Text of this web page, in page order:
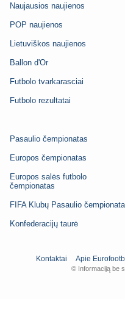
Naujausios naujienos
POP naujienos
Lietuviškos naujienos
Ballon d'Or
Futbolo tvarkarasciai
Futbolo rezultatai
Pasaulio čempionatas
Europos čempionatas
Europos salės futbolo
čempionatas
FIFA Klubų Pasaulio
Konfederacijų taurė
Kontaktai Apie
© Informaciją be